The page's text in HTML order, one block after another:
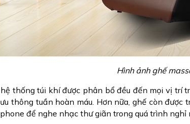
Hình ảnh ghế
hệ thống túi khí được phân bổ đều đến mọi vị trí
thông tuần hoàn máu. Hơn nữa, ghế còn
để nghe nhạc thư giãn trong quá trình nghỉ